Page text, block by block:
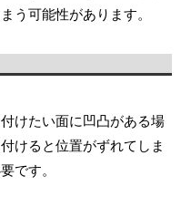
う可能性があります。
けたい面に凹凸がある場
けると位置がずれてしま
です。